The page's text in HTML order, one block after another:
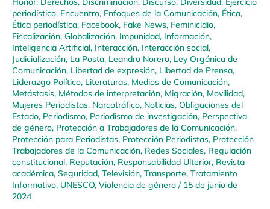
periodístico, Encuentro, Enfoques de la Comunicación, Ética,
Ética periodística, Facebook, Fake News, Feminicidio,
Fiscalización, Globalización, Impunidad, Información,
Inteligencia Artificial, Interacción, Interacción social,
Judicialización, La Posta, Leandro Norero, Ley Orgánica de
Comunicación, Libertad de expresión, Libertad de Prensa,
Liderazgo Político, Literaturas, Medios de Comunicación,
Metástasis, Métodos de interpretación, Migración, Movilidad,
Mujeres Periodistas, Narcotráfico, Noticias, Obligaciones del
Estado, Periodismo, Periodismo de investigación, Perspectiva
de género, Protección a Trabajadores de la Comunicación,
Protección para Periodistas, Protección Periodistas, Protección
Trabajadores de la Comunicación, Redes Sociales, Regulación
constitucional, Reputación, Responsabilidad Ulterior, Revista
académica, Seguridad, Televisión, Transporte, Tratamiento
Informativo, UNESCO, Violencia de género / 15 de junio de
2024